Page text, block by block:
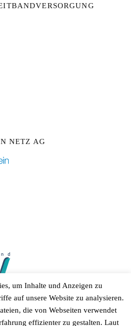
NETZ AG
um Inhalte und Anzeigen zu
auf unsere Website zu analysieren.
die von Webseiten verwendet
effizienter zu gestalten. Laut